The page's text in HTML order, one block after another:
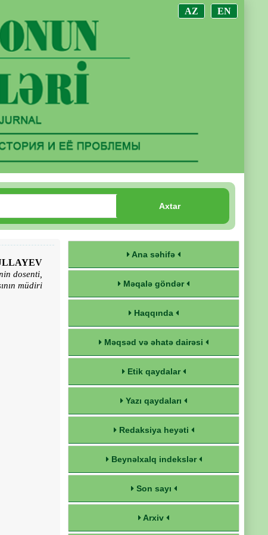
AZ EN
Axtar
dosenti,
müdiri
Ana səhifə
Məqalə göndər
Haqqında
Məqsəd və əhatə dairəsi
Etik qaydalar
Yazı qaydaları
Redaksiya heyəti
Beynəlxalq indekslər
Son sayı
Arxiv